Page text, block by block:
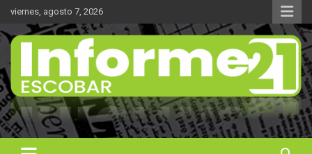
Saltar
contenido
viernes, agosto 7, 2026
Informe 21
Noticas reales